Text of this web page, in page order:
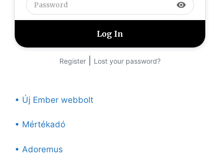
visibility
Register Lost your password?
• Új Ember webbolt
• Mértékadó
• Adoremus